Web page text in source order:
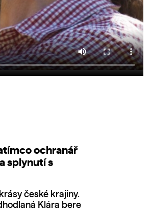
ochranář
splynutí s
české krajiny.
Klára bere